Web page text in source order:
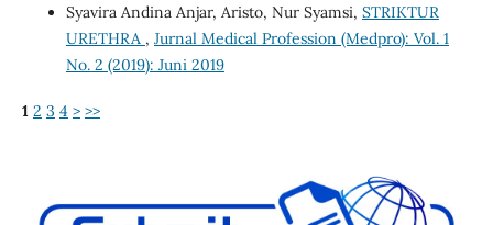
Syavira Andina Anjar, Aristo, Nur Syamsi, STRIKTUR
URETHRA , Jurnal Medical Profession (Medpro): Vol. 1
No. 2 (2019): Juni 2019
1 2 3 4 > >>